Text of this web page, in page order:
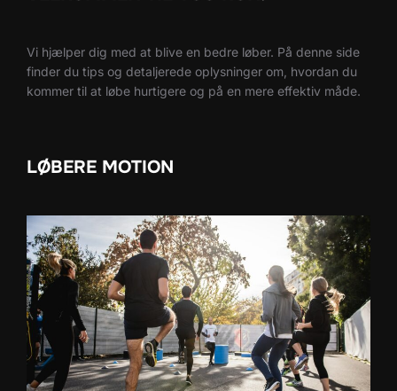
Vi hjælper dig med at blive en bedre løber. På denne side
finder du tips og detaljerede oplysninger om, hvordan du
kommer til at løbe hurtigere og på en mere effektiv måde.
LØBERE MOTION